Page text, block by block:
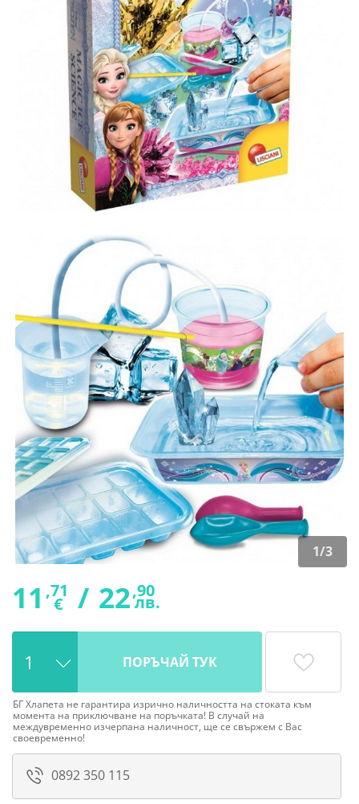
1/3
11 ,71
€ / 22,90
лв.
ПОРЪЧАЙ ТУК
БГ Хлапета не гарантира изрично наличността на стоката към
момента на приключване на поръчката! В случай на
междувременно изчерпана наличност, ще се свържем с Вас
своевременно!
0892 350 115